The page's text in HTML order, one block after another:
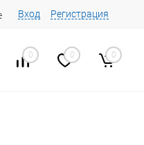
Вход Регистрация
0 0 0